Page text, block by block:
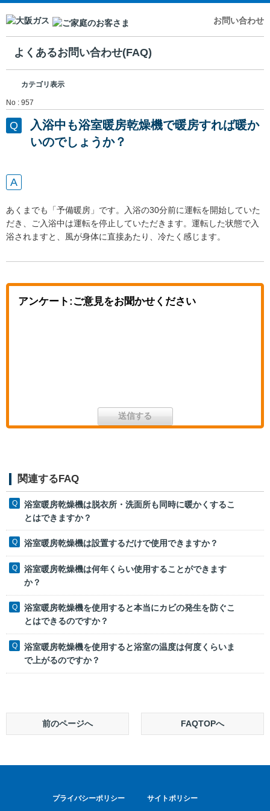
お問い合わせ
よくあるお問い合わせ(FAQ)
カテゴリ表示
No : 957
入浴中も浴室暖房乾燥機で暖房すれば暖か
いのでしょうか？
あくまでも「予備暖房」です。入浴の30分前に運転を開始していた
だき、ご入浴中は運転を停止していただきます。運転した状態で入
浴されますと、風が身体に直接あたり、冷たく感じます。
アンケート:ご意見をお聞かせください
関連するFAQ
浴室暖房乾燥機は脱衣所・洗面所も同時に暖かくするこ
とはできますか？
浴室暖房乾燥機は設置するだけで使用できますか？
浴室暖房乾燥機は何年くらい使用することができます
か？
浴室暖房乾燥機を使用すると本当にカビの発生を防ぐこ
とはできるのですか？
浴室暖房乾燥機を使用すると浴室の温度は何度くらいま
で上がるのですか？
前のページへ FAQTOPへ
プライバシーポリシー サイトポリシー